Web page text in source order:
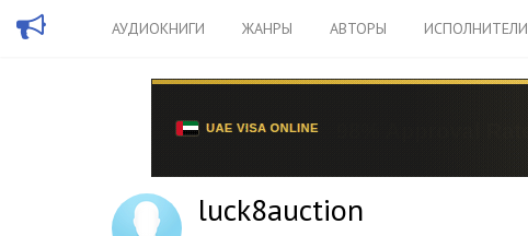
АУДИОКНИГИ ЖАНРЫ АВТОРЫ ИСПОЛНИТЕЛИ
luck8auction